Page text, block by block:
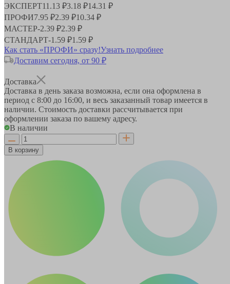
ЭКСПЕРТ11.13 ₽3.18 ₽14.31 ₽
ПРОФИ7.95 ₽2.39 ₽10.34 ₽
МАСТЕР-2.39 ₽2.39 ₽
СТАНДАРТ-1.59 ₽1.59 ₽
Как стать «ПРОФИ» сразу!Узнать подробнее
Доставим сегодня, от 90 ₽
Доставка
Доставка в день заказа возможна, если она оформлена в
период с 8:00 до 16:00, и весь заказанный товар имеется в
наличии. Стоимость доставки рассчитывается при
оформлении заказа по вашему адресу.
В наличии
В корзину